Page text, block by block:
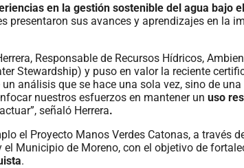
en la gestión sostenible del agua bajo
presentaron sus avances y aprendizajes en la
Responsable de Recursos Hídricos,
Stewardship) y puso en valor la reciente
análisis que se hace una sola vez, sino de
nuestros esfuerzos en mantener un uso
señaló Herrera.
el Proyecto Manos Verdes Catonas, a través
Municipio de Moreno, con el objetivo de
.